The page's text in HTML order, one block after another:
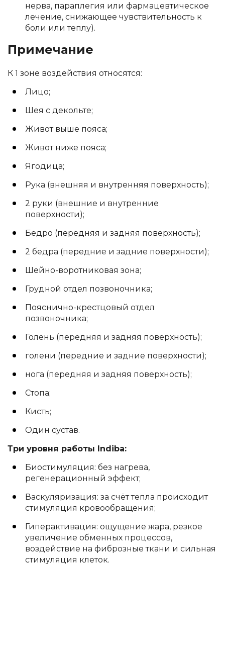
нерва, параплегия или фармацевтическое
лечение, снижающее чувствительность к
боли или теплу).
Примечание
К 1 зоне воздействия относятся:
Лицо;
Шея с декольте;
Живот выше пояса;
Живот ниже пояса;
Ягодица;
Рука (внешняя и внутренняя поверхность);
2 руки (внешние и внутренние
поверхности);
Бедро (передняя и задняя поверхность);
2 бедра (передние и задние поверхности);
Шейно-воротниковая зона;
Грудной отдел позвоночника;
Пояснично-крестцовый отдел
позвоночника;
Голень (передняя и задняя поверхность);
голени (передние и задние поверхности);
нога (передняя и задняя поверхность);
Стопа;
Кисть;
Один сустав.
Три уровня работы Indiba:
Биостимуляция: без нагрева,
регенерационный эффект;
Васкуляризация: за счёт тепла происходит
стимуляция кровообращения;
Гиперактивация: ощущение жара, резкое
увеличение обменных процессов,
воздействие на фиброзные ткани и сильная
стимуляция клеток.